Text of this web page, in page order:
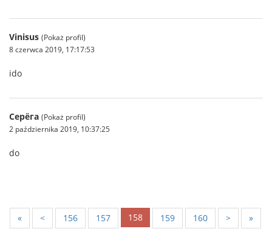
Vinisus (Pokaż profil)
8 czerwca 2019, 17:17:53
ido
Серёга (Pokaż profil)
2 października 2019, 10:37:25
do
« < 156 157 158 159 160 > »